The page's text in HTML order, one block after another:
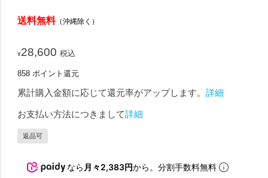
送料無料（沖縄除く）
¥28,600 税込
858 ポイント還元
累計購入金額に応じて還元率がアップします。詳細
お支払い方法につきまして詳細
返品可
なら 月々2,383円から。分割手数料無料